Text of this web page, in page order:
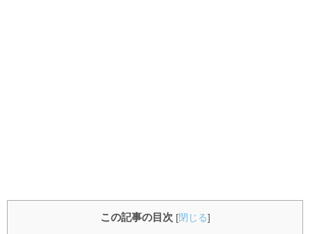
この記事の目次 [閉じる]